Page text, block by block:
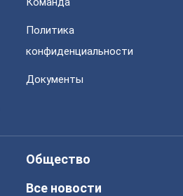
Политика
конфиденциальности
Документы
Общество
Все новости